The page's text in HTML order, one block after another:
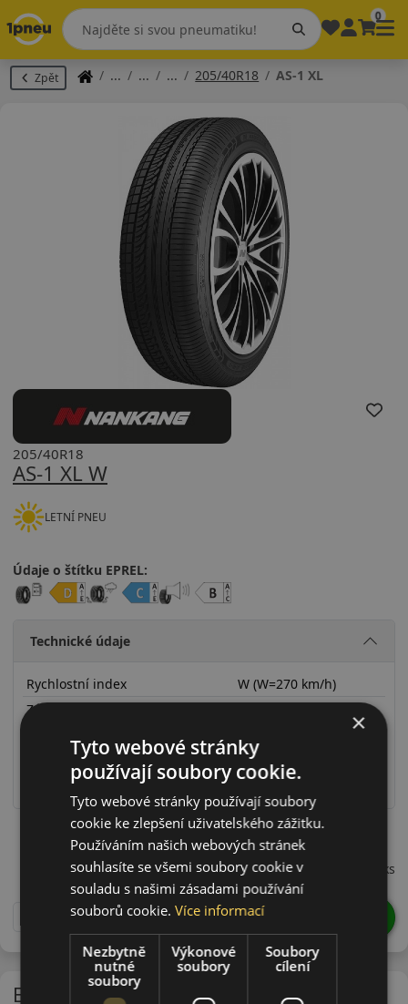
0
Zpět 205/40R18 AS-1 XL
AS-1 XL W
205/40R18
LETNÍ PNEU
Údaje o štítku EPREL:
Technické údaje
Rychlostní index
W (W=270 km/h)
Zátěžový index
RunFlat systém
Ne
Ochrana ráfku
20540R18WAS1X
1 577 CZK /ks
ks
EU - štítek
×
Tyto webové stránky
používají soubory cookie.
Tyto webové stránky používají soubory
cookie ke zlepšení uživatelského zážitku.
Používáním našich webových stránek
souhlasíte se všemi soubory cookie v
souladu s našimi zásadami používání
souborů cookie.Více informací
Nezbytně
nutné
soubory
Výkonové
soubory
Soubory
cílení